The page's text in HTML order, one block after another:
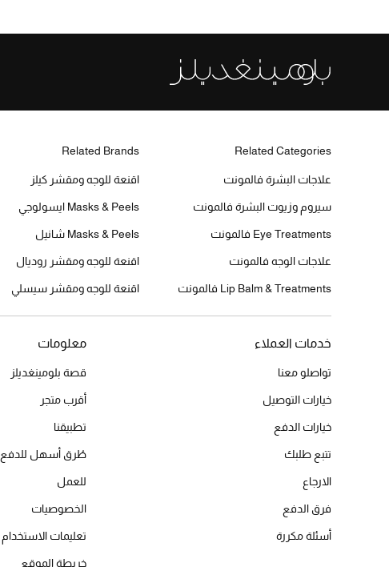
Related Categories
علاجات البشرة فالمونت
سيروم وزيوت البشرة فالمونت
Eye Treatments فالمونت
علاجات الوجه فالمونت
Lip Balm & Treatments فالمونت
Related Brands
اقنعة للوجه ومقشر كيلز
Masks & Peels ايسولوجي
Masks & Peels شانيل
اقنعة للوجه ومقشر روديال
اقنعة للوجه ومقشر سيسلي
خدمات العملاء
تواصلو معنا
خيارات التوصيل
خيارات الدفع
تتبع طلبك
الارجاع
فرق الدفع
أسئلة مكررة
معلومات
قصة بلومينغديلز
أقرب متجر
تطبيقنا
طُرق أسهل للدفع
للعمل
الخصوصيات
تعليمات الاستخدام
خريطة الموقع